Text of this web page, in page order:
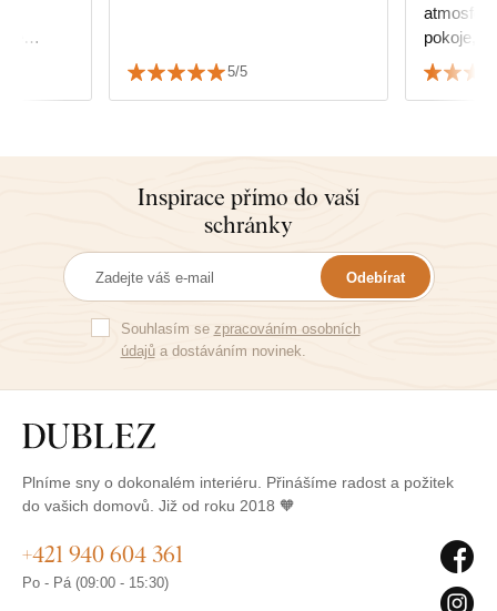
5/5
pokoje,
Jsem
i
Inspirace přímo do vaší
schránky
Odebírat
Souhlasím se zpracováním osobních
údajůa dostáváním novinek.
Plníme sny o dokonalém interiéru. Přinášíme radost a požitek
do vašich domovů. Již od roku 2018 🧡
+421 940 604 361
Po - Pá (09:00 - 15:30)